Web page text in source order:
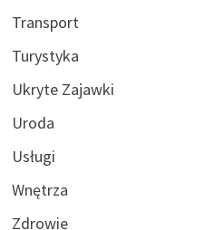
Transport
Turystyka
Ukryte Zajawki
Uroda
Usługi
Wnętrza
Zdrowie